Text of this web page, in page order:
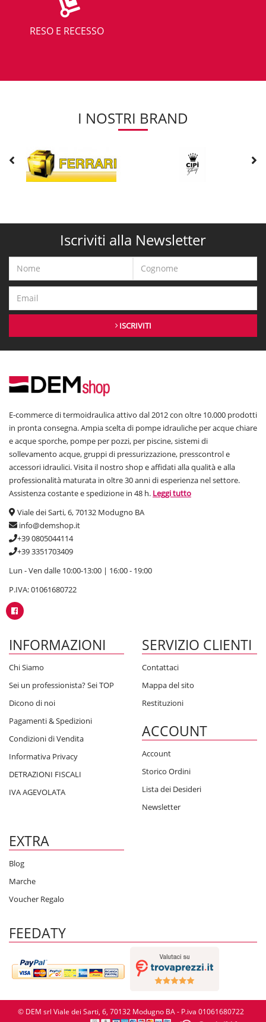
RESO E RECESSO
I NOSTRI BRAND
Iscriviti alla Newsletter
ISCRIVITI
E-commerce di termoidraulica attivo dal 2012 con oltre 10.000 prodotti
in pronta consegna. Ampia scelta di pompe idrauliche per acque chiare
e acque sporche, pompe per pozzi, per piscine, sistemi di
sollevamento acque, gruppi di pressurizzazione, presscontrol e
accessori idraulici. Visita il nostro shop e affidati alla qualità e alla
professionalità maturata in oltre 30 anni di esperienza nel settore.
Assistenza costante e spedizione in 48 h. Leggi tutto
Viale dei Sarti, 6, 70132 Modugno BA
info@demshop.it
+39 0805044114
+39 3351703409
Lun - Ven dalle 10:00-13:00 | 16:00 - 19:00
P.IVA: 01061680722
INFORMAZIONI
Chi Siamo
Sei un professionista? Sei TOP
Dicono di noi
Pagamenti & Spedizioni
Condizioni di Vendita
Informativa Privacy
DETRAZIONI FISCALI
IVA AGEVOLATA
SERVIZIO CLIENTI
Contattaci
Mappa del sito
Restituzioni
ACCOUNT
Account
Storico Ordini
Lista dei Desideri
Newsletter
EXTRA
Blog
Marche
Voucher Regalo
FEEDATY
© DEM srl Viale dei Sarti, 6, 70132 Modugno BA - P.iva 01061680722